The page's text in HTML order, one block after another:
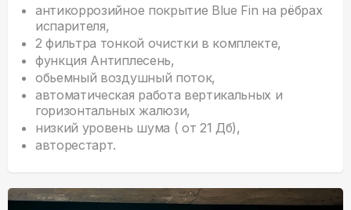
антикоррозийное покрытие Blue Fin на рёбрах
испарителя,
2 фильтра тонкой очистки в комплекте,
функция Антиплесень,
обьемный воздушный поток,
автоматическая работа вертикальных и
горизонтальных жалюзи,
низкий уровень шума ( от 21 Дб),
авторестарт.